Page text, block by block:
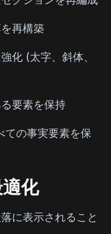
再構築
化 (太字、斜体、
要素を保持
ての事実要素を保
化
に表示されること